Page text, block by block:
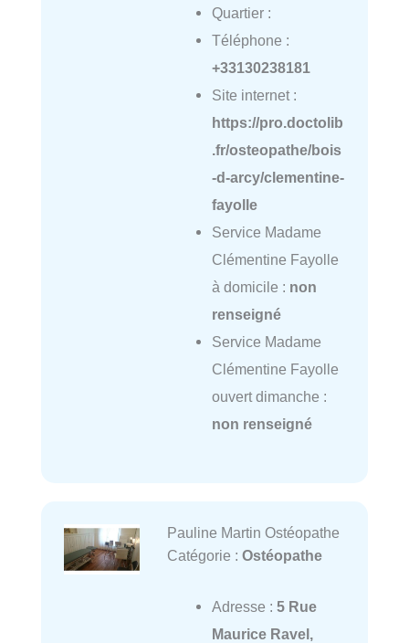
Quartier :
Téléphone :
+33130238181
Site internet :
https://pro.doctolib
.fr/osteopathe/bois
-d-arcy/clementine-
fayolle
Service Madame
Clémentine Fayolle
à domicile : non
renseigné
Service Madame
Clémentine Fayolle
ouvert dimanche :
non renseigné
Pauline Martin Ostéopathe
Catégorie : Ostéopathe
Adresse : 5 Rue
Maurice Ravel,